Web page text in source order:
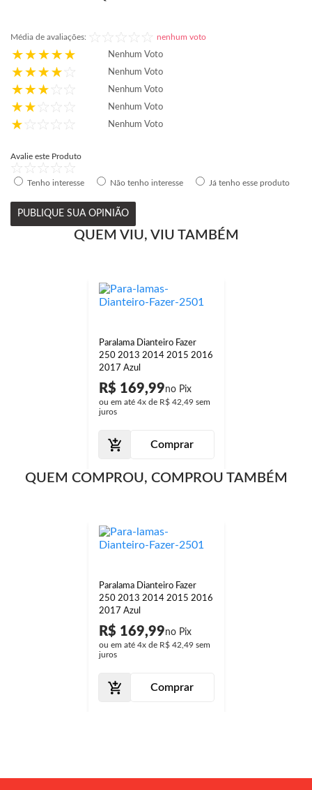
Média de avaliações: nenhum voto
Nenhum Voto
Nenhum Voto
Nenhum Voto
Nenhum Voto
Nenhum Voto
Avalie este Produto
Tenho interesse Não tenho interesse Já tenho esse produto
PUBLIQUE SUA OPINIÃO
QUEM VIU, VIU TAMBÉM
Paralama Dianteiro Fazer
250 2013 2014 2015 2016
2017 Azul
R$ 169,99
ou em até 4xde R$ 42,49sem
juros
Comprar
QUEM COMPROU, COMPROU TAMBÉM
Paralama Dianteiro Fazer
250 2013 2014 2015 2016
2017 Azul
R$ 169,99
ou em até 4xde R$ 42,49sem
juros
Comprar